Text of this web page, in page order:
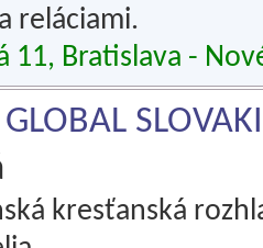
reláciami.
11, Bratislava -
GLOBAL
kresťanská